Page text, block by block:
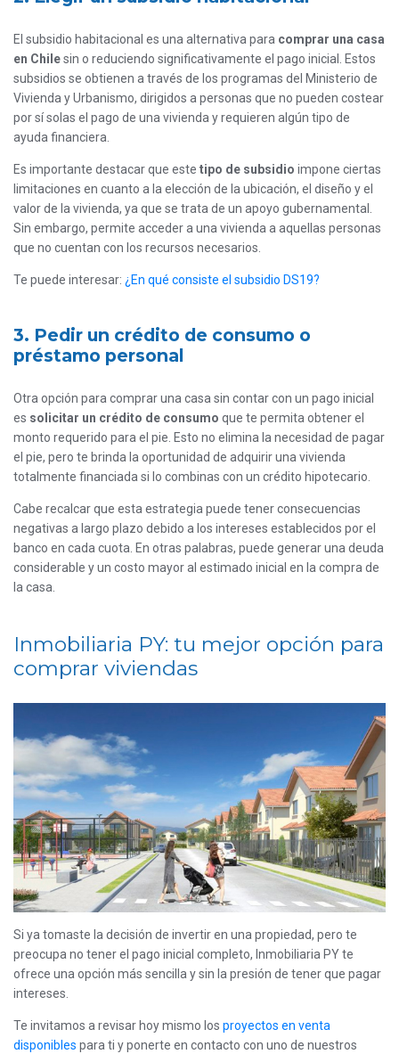
El subsidio habitacional es una alternativa para comprar una casa
en Chilesin o reduciendo significativamente el pago inicial. Estos
subsidios se obtienen a través de los programas del Ministerio de
Vivienda y Urbanismo, dirigidos a personas que no pueden costear
por sí solas el pago de una vivienda y requieren algún tipo de
ayuda financiera.
Es importante destacar que este tipo de subsidio impone ciertas
limitaciones en cuanto a la elección de la ubicación, el diseño y el
valor de la vivienda, ya que se trata de un apoyo gubernamental.
Sin embargo, permite acceder a una vivienda a aquellas personas
que no cuentan con los recursos necesarios.
Te puede interesar: ¿En qué consiste el subsidio DS19?
3. Pedir un crédito de consumo o
préstamo personal
Otra opción para comprar una casa sin contar con un pago inicial
es solicitar un crédito de consumo que te permita obtener el
monto requerido para el pie. Esto no elimina la necesidad de pagar
el pie, pero te brinda la oportunidad de adquirir una vivienda
totalmente financiada si lo combinas con un crédito hipotecario.
Cabe recalcar que esta estrategia puede tener consecuencias
negativas a largo plazo debido a los intereses establecidos por el
banco en cada cuota. En otras palabras, puede generar una deuda
considerable y un costo mayor al estimado inicial en la compra de
la casa.
Inmobiliaria PY: tu mejor opción para
comprar viviendas
Si ya tomaste la decisión de invertir en una propiedad, pero te
preocupa no tener el pago inicial completo, Inmobiliaria PY te
ofrece una opción más sencilla y sin la presión de tener que pagar
intereses.
Te invitamos a revisar hoy mismo los proyectos en venta
disponibles para ti y ponerte en contacto con uno de nuestros